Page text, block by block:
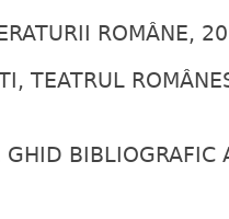
ROMÂNE,
TEATRUL
GHID BIBLIOGRAFIC